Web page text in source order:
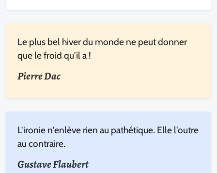
Le plus bel hiver du monde ne peut donner
que le froid qu'il a !
Pierre Dac
L'ironie n'enlève rien au pathétique. Elle l'outre
au contraire.
Gustave Flaubert